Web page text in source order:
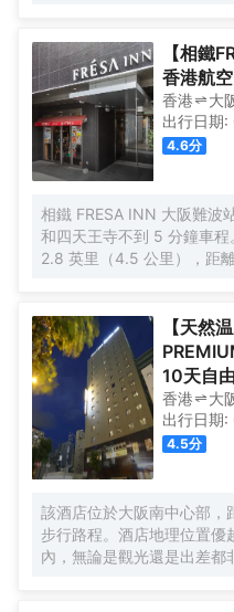
【相鐵
香港航
香港 大
出行日期:
4.6分
相鐵 FRESA INN 大阪難波
和四天王寺不到 5 分鐘車
2.8 英里（4.5 公里），距
特色服務/設施包括快速入
務。 有 276 間客房提供冰
到家的舒適。您的卧床備有
費有線和無線上網，方便您
道，可滿足您的娛樂需求
泡浴缸和免費洗浴用品。
【天然
10天自
香港 大
出行日期:
4.5分
該酒店位於大阪南中心部
步行路程。酒店地理位置優
內，無論是觀光還是出差都